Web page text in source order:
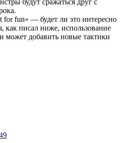
for fun» — будет ли это интересно
как писал ниже, использование
может добавить новые тактики